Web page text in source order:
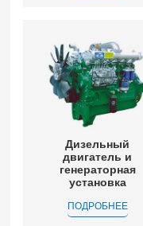
Дизельный
двигатель и
генераторная
установка
ПОДРОБНЕЕ